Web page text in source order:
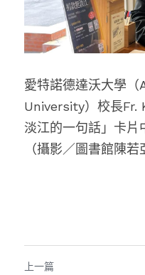
愛特諾德達沃大學
University）校長Fr.
淡江的一句話」卡片
（攝影／圖書館陳若
上一篇